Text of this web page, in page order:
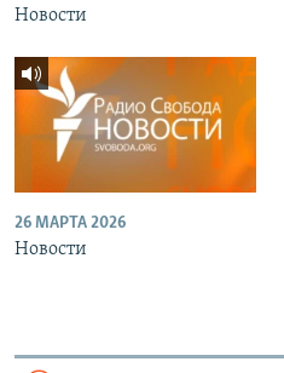
Новости
26 МАРТА 2026
Новости